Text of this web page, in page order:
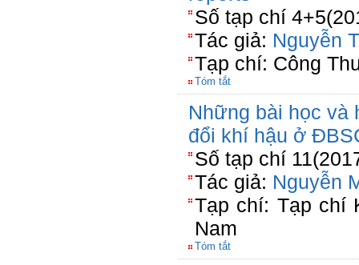
Số tạp chí
Tác giả: Nguyễn
Tạp chí: Công
Tóm tắt
Những bài học và
đổi khí hậu ở
Số tạp chí
Tác giả: Nguyễn
Tạp chí: Tạp chí
Nam
Tóm tắt